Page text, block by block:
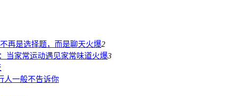
再是选择题，而是聊天火爆2
当家常运动遇见家常味道火爆3
人一般不告诉你